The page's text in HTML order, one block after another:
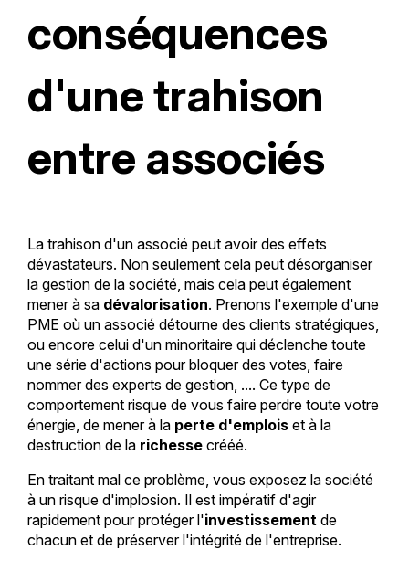
conséquences
d'une trahison
entre associés
La trahison d'un associé peut avoir des effets
dévastateurs. Non seulement cela peut désorganiser
la gestion de la société, mais cela peut également
mener à sa dévalorisation. Prenons l'exemple d'une
PME où un associé détourne des clients stratégiques,
ou encore celui d'un minoritaire qui déclenche toute
une série d'actions pour bloquer des votes, faire
nommer des experts de gestion, .... Ce type de
comportement risque de vous faire perdre toute votre
énergie, de mener à la perte d'emploiset à la
destruction de la richessecrééé.
En traitant mal ce problème, vous exposez la société
à un risque d'implosion. Il est impératif d'agir
rapidement pour protéger l'investissement de
chacun et de préserver l'intégrité de l'entreprise.